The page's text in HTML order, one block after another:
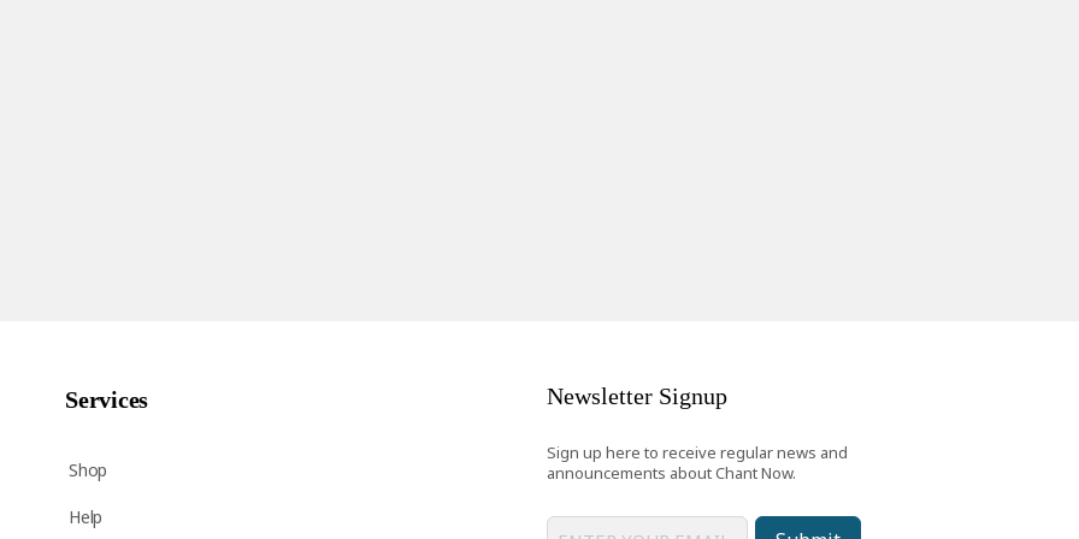
Services
Shop
Help
Newsletter Signup
Sign up here to receive regular news and
announcements about Chant Now.